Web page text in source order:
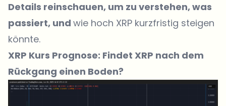
Details reinschauen, um zu verstehen, was
passiert, und wie hoch XRP kurzfristig steigen
könnte.
XRP Kurs Prognose: Findet XRP nach dem
Rückgang einen Boden?